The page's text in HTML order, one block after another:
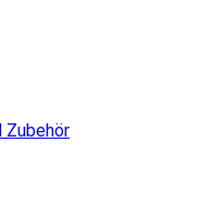
Zubehör